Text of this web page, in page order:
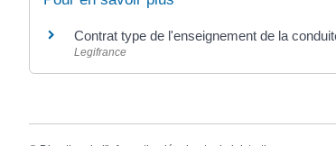
Contrat type de l'enseignement de la
Legifrance